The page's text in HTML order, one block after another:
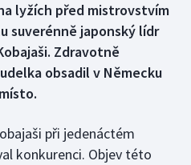
lyžích před mistrovstvím
suverénně japonský lídr
Zdravotně
obsadil v Německu
při jedenáctém
konkurenci. Objev této